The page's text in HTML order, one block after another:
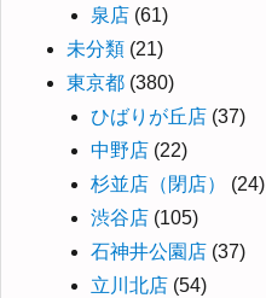
泉店 (61)
未分類 (21)
東京都 (380)
ひばりが丘店 (37)
中野店 (22)
杉並店（閉店）
(24)
渋谷店 (105)
石神井公園店 (37)
立川北店 (54)